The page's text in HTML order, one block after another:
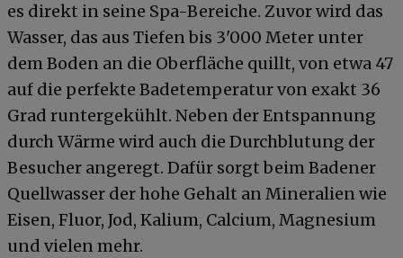
es direkt in seine Spa-Bereiche. Zuvor wird das
Wasser, das aus Tiefen bis 3'000 Meter unter
dem Boden an die Oberfläche quillt, von etwa 47
auf die perfekte Badetemperatur von exakt 36
Grad runtergekühlt. Neben der Entspannung
durch Wärme wird auch die Durchblutung der
Besucher angeregt. Dafür sorgt beim Badener
Quellwasser der hohe Gehalt an Mineralien wie
Eisen, Fluor, Jod, Kalium, Calcium, Magnesium
und vielen mehr.